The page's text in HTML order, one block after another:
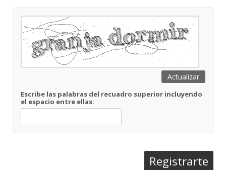
Actualizar
Escribe las palabras del recuadro superior incluyendo
el espacio entre ellas:
Registrarte